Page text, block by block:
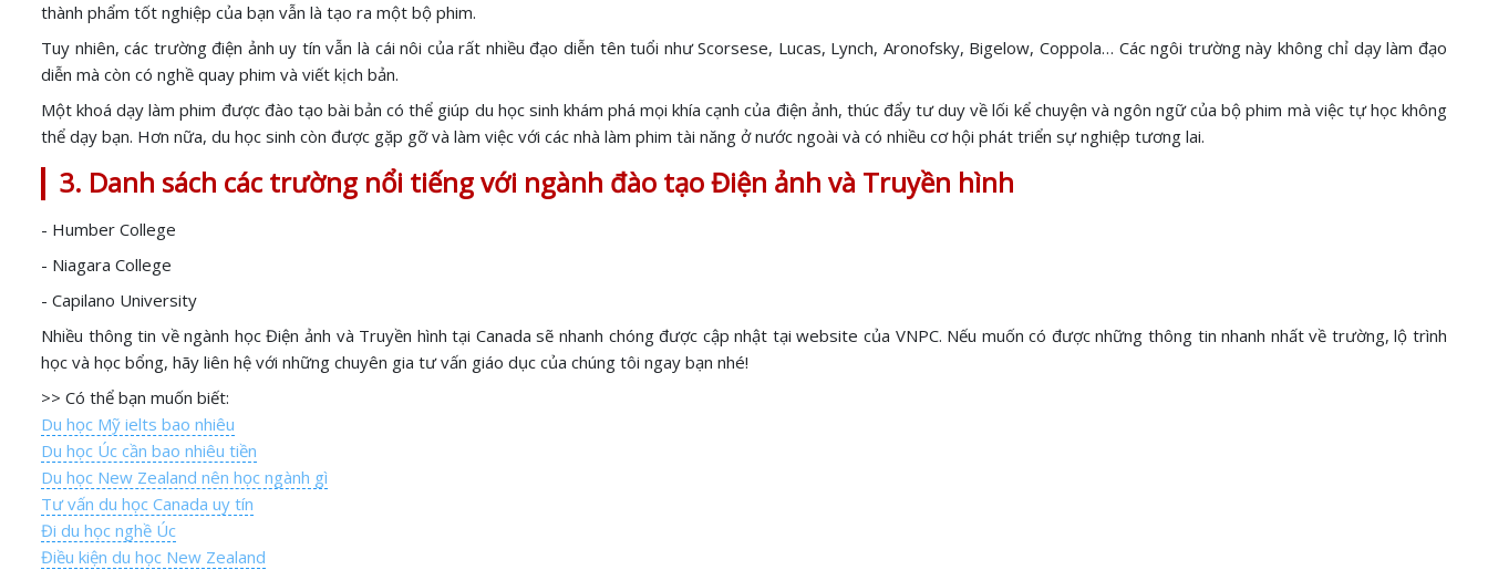
thành phẩm tốt nghiệp của bạn vẫn là tạo ra một bộ phim.
Tuy nhiên, các trường điện ảnh uy tín vẫn là cái nôi của rất nhiều đạo diễn tên tuổi như Scorsese, Lucas, Lynch, Aronofsky, Bigelow, Coppola… Các ngôi trường này không chỉ dạy làm đạo
diễn mà còn có nghề quay phim và viết kịch bản.
Một khoá dạy làm phim được đào tạo bài bản có thể giúp du học sinh khám phá mọi khía cạnh của điện ảnh, thúc đẩy tư duy về lối kể chuyện và ngôn ngữ của bộ phim mà việc tự học không
thể dạy bạn. Hơn nữa, du học sinh còn được gặp gỡ và làm việc với các nhà làm phim tài năng ở nước ngoài và có nhiều cơ hội phát triển sự nghiệp tương lai.
3. Danh sách các trường nổi tiếng với ngành đào tạo Điện ảnh và Truyền hình
- Humber College
- Niagara College
- Capilano University
Nhiều thông tin về ngành học Điện ảnh và Truyền hình tại Canada sẽ nhanh chóng được cập nhật tại website của VNPC. Nếu muốn có được những thông tin nhanh nhất về trường, lộ trình
học và học bổng, hãy liên hệ với những chuyên gia tư vấn giáo dục của chúng tôi ngay bạn nhé!
>> Có thể bạn muốn biết:
Du học Mỹ ielts bao nhiêu
Du học Úc cần bao nhiêu tiền
Du học New Zealand nên học ngành gì
Tư vấn du học Canada uy tín
Đi du học nghề Úc
Điều kiện du học New Zealand